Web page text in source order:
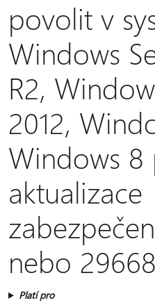
povolit v
Windows
R2,
2012,
Windows 8
aktualizace
nebo
Platí pro